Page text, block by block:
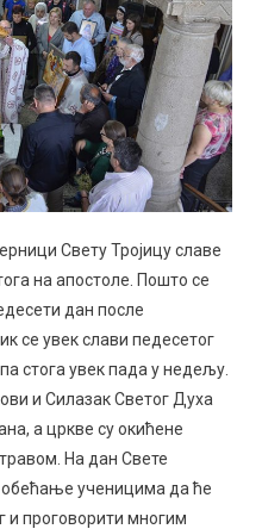
Свету Тројицу славе
на апостоле. Пошто се
дан после
се увек слави педесетог
стога увек пада у недељу.
и Силазак Светог Духа
а цркве су окићене
На дан Свете
обећање ученицима да ће
и проговорити многим